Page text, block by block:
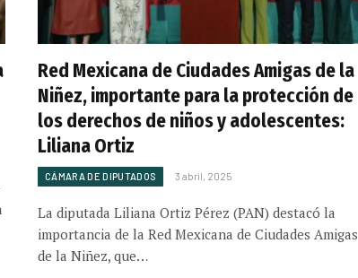
Red Mexicana de Ciudades Amigas de la
Niñez, importante para la protección de
los derechos de niños y adolescentes:
Liliana Ortiz
CÁMARA DE DIPUTADOS 3 abril, 2025
La diputada Liliana Ortiz Pérez (PAN) destacó la
importancia de la Red Mexicana de Ciudades Amigas
de la Niñez, que…